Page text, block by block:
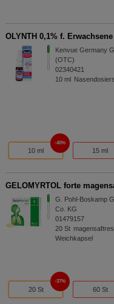
OLYNTH 0,1% f.
Kenvue Germany
(OTC)
02340421
10 ml
10 ml
40%
15 ml
GELOMYRTOL forte
G. Pohl-Boskamp
Co. KG
01479157
20 St
Weichkapsel
20 St
37%
60 St